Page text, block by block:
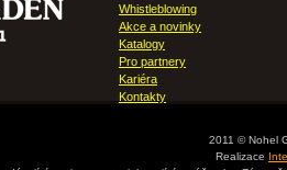
Whistleblowing
Akce a novinky
Katalogy
Pro partnery
Kariéra
Kontakty
2011 © Nohel
Realizace